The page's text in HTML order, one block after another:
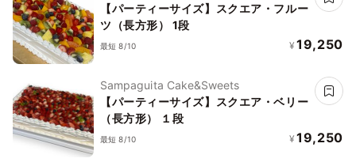
【パーティーサイズ】スクエア・フルー
ツ（長方形） 1段
最短 8/10 ¥ 19,250
Sampaguita Cake&Sweets
【パーティーサイズ】スクエア・ベリー
（長方形） １段
最短 8/10 ¥ 19,250